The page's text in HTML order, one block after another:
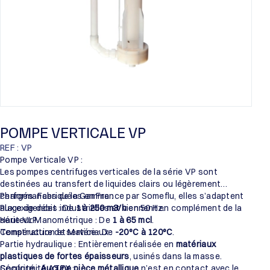
POMPE VERTICALE VP
REF : VP
Pompe Verticale VP :
Les pompes centrifuges verticales de la série VP sont
destinées au transfert de liquides clairs ou légèrement
chargés. Fabriquées en France par Someflu, elles s’adaptent
aux exigences industrielles et viennent en complément de la
série VLP.
Performances de la Gamme :
Plage de débit : De1 à 250 m3/hen 50 Hz.
Hauteur Manométrique : De 1 à 65 mcl.
Température de service : De -20°C à 120°C.
Construction et Matériaux :
Partie hydraulique : Entièrement réalisée en matériaux
plastiques de fortes épaisseurs, usinés dans la masse.